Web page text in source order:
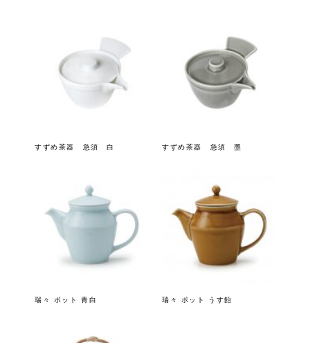
すずめ茶器 急須 白 すずめ茶器 急須 墨
瑞々 ポット 青白 瑞々 ポット うす飴